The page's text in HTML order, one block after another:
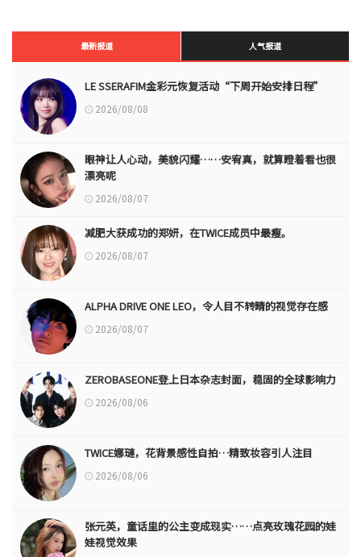
最新报道 人气报道
LE SSERAFIM金彩元恢复活动“下周开始安排日程”
2026/08/08
眼神让人心动，美貌闪耀……安宥真，就算瞪着看也很
漂亮呢
2026/08/07
减肥大获成功的郑妍，在TWICE成员中最瘦。
2026/08/07
ALPHA DRIVE ONE LEO，令人目不转睛的视觉存在感
2026/08/07
ZEROBASEONE登上日本杂志封面，稳固的全球影响力
2026/08/06
TWICE娜璉，花背景感性自拍…精致妆容引人注目
2026/08/06
张元英，童话里的公主变成现实……点亮玫瑰花园的娃
娃视觉效果